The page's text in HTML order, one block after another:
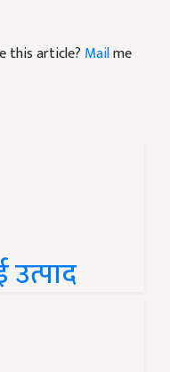
this article? Mailme